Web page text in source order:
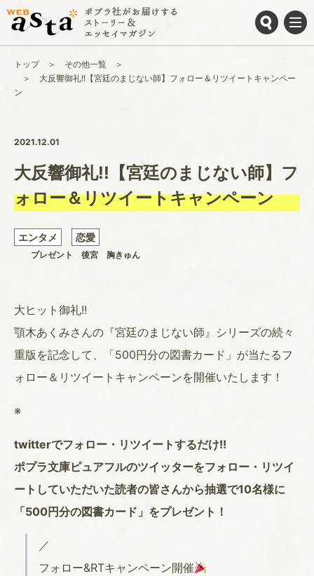
トップ
その他一覧
大反響御礼!!【宮廷のまじない師】フォロー＆リツイートキャンペー
ン
2021.12.01
大反響御礼!!【宮廷のまじない師】フ
ォロー＆リツイートキャンペーン
エンタメ 恋愛
プレゼント 後宮 胸きゅん
大ヒット御礼!!
顎木あくみさんの『宮廷のまじない師』シリーズの続々
重版を記念して、「500円分の図書カード」が当たるフ
ォロー＆リツイートキャンペーンを開催いたします！
※
twitterでフォロー・リツイートするだけ!!
ポプラ文庫ピュアフルのツイッターをフォロー・リツイ
ートしていただいた読者の皆さんから抽選で10名様に
「500円分の図書カード」をプレゼント！
／
フォロー&RTキャンペーン開催